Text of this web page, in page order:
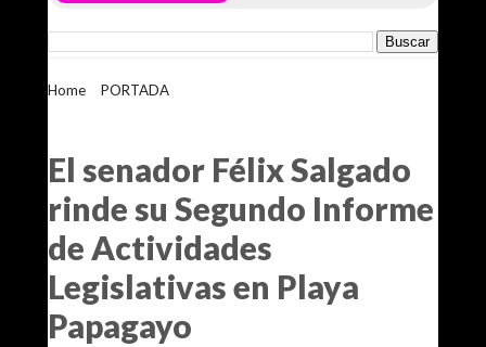
Home PORTADA
El senador Félix Salgado
rinde su Segundo Informe
de Actividades
Legislativas en Playa
Papagayo